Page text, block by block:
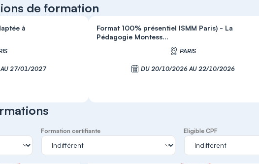
de formation
à
27/01/2027
Format 100% présentiel ISMM Paris) - La
Pédagogie Montess...
PARIS
DU 20/10/2026 AU 22/10/2026
Formation certifiante Eligible CPF